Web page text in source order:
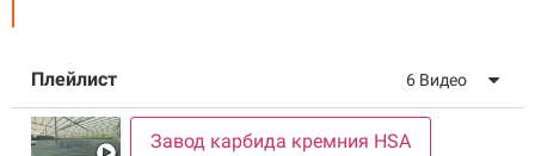
Плейлист 6 Видео
Завод карбида кремния HSA